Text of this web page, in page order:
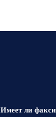
Имеет ли